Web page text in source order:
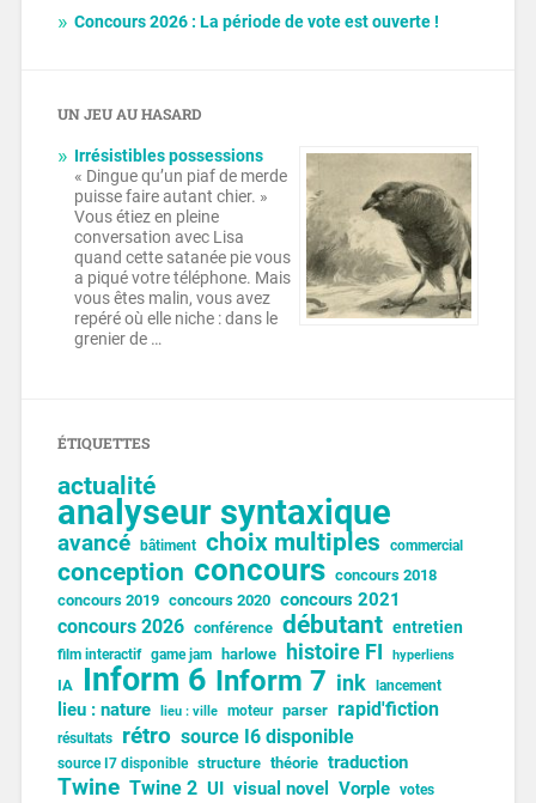
Concours 2026 : La période de vote est ouverte !
UN JEU AU HASARD
Irrésistibles possessions
« Dingue qu’un piaf de merde
puisse faire autant chier. »
Vous étiez en pleine
conversation avec Lisa
quand cette satanée pie vous
a piqué votre téléphone. Mais
vous êtes malin, vous avez
repéré où elle niche : dans le
grenier de …
ÉTIQUETTES
actualité
analyseur syntaxique
avancé bâtiment choix multiples commercial
conception concours concours 2018
concours 2019 concours 2020 concours 2021
concours 2026 conférence débutant entretien
film interactif game jam harlowe histoire FI hyperliens
IA Inform 6 Inform 7 ink lancement
lieu : nature lieu : ville moteur parser rapid'fiction
résultats rétro source I6 disponible
source I7 disponible structure théorie traduction
Twine Twine 2 UI visual novel Vorple votes